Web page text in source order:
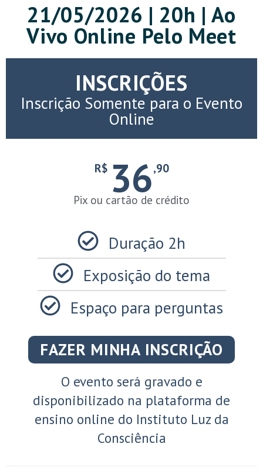
21/05/2026 | 20h | Ao
Vivo Online Pelo Meet
INSCRIÇÕES
Inscrição Somente para o Evento
Online
R$ 36,90
Pix ou cartão de crédito
Duração 2h
Exposição do tema
Espaço para perguntas
FAZER MINHA INSCRIÇÃO
O evento será gravado e
disponibilizado na plataforma de
ensino online do Instituto Luz da
Consciência